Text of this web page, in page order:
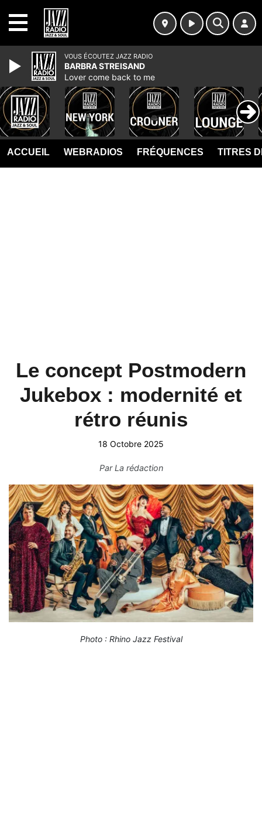
ACCUEIL WEBRADIOS FRÉQUENCES TITRES
Le concept Postmodern
Jukebox : modernité et
rétro réunis
18 Octobre 2025
ParLa rédaction
Photo : Rhino Jazz Festival
VOUS ÉCOUTEZ JAZZ RADIO
BARBRA STREISAND
Lover come back to me